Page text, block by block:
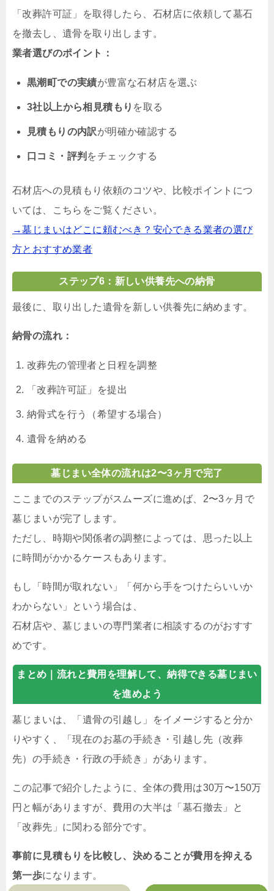
「改葬許可証」を取得したら、石材店に依頼して墓石
を撤去し、遺骨を取り出します。
業者選びのポイント：
黒潮町での実績が豊富な石材店を選ぶ
3社以上から相見積もり を取る
見積もりの内訳が明確か確認する
口コミ・評判 をチェックする
石材店への見積もり依頼のコツや、比較ポイントにつ
いては、こちらをご覧ください。
→墓じまいはどこに頼むべき？安心できる業者の選び
方とおすすめ業者
ステップ6：新しい供養先への納骨
最後に、取り出した遺骨を新しい供養先に納めます。
納骨の流れ：
改葬先の管理者と日程を調整
「改葬許可証」を提出
納骨式を行う（希望する場合）
遺骨を納める
墓じまい全体の流れは2〜3ヶ月で完了
ここまでのステップがスムーズに進めば、2〜3ヶ月で
墓じまいが完了します。
ただし、時期や関係者の調整によっては、思った以上
に時間がかかるケースもあります。
もし「時間が取れない」「何から手をつけたらいいか
わからない」という場合は、
石材店や、墓じまいの専門業者に相談するのがおすす
めです。
まとめ｜ 流れと費用を理解して、納得できる墓じまい
を進めよう
墓じまいは、「遺骨の引越し」をイメージすると分か
りやすく、「現在のお墓の手続き・引越し先（改葬
先）の手続き・行政の手続き」があります。
この記事で紹介したように、全体の費用は30万〜150万
円と幅がありますが、費用の大半は「墓石撤去」と
「改葬先」に関わる部分です。
事前に見積もりを比較し、決めることが費用を抑える
第一歩になります。